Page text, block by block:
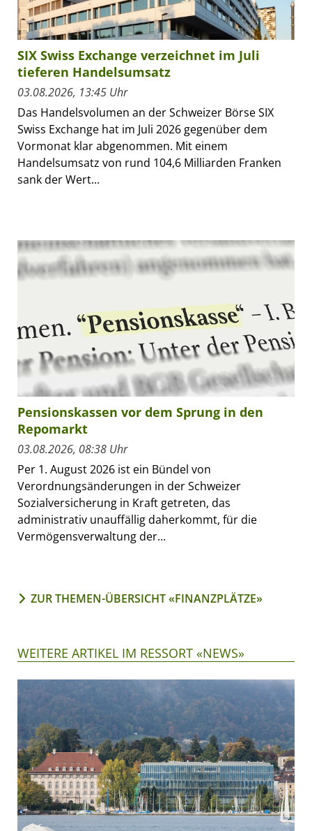
SIX Swiss Exchange verzeichnet im Juli
tieferen Handelsumsatz
03.08.2026, 13:45 Uhr
Das Handelsvolumen an der Schweizer Börse SIX
Swiss Exchange hat im Juli 2026 gegenüber dem
Vormonat klar abgenommen. Mit einem
Handelsumsatz von rund 104,6 Milliarden Franken
sank der Wert...
Pensionskassen vor dem Sprung in den
Repomarkt
03.08.2026, 08:38 Uhr
Per 1. August 2026 ist ein Bündel von
Verordnungsänderungen in der Schweizer
Sozialversicherung in Kraft getreten, das
administrativ unauffällig daherkommt, für die
Vermögensverwaltung der...
ZUR THEMEN-ÜBERSICHT «FINANZPLÄTZE»
WEITERE ARTIKEL IM RESSORT «NEWS»